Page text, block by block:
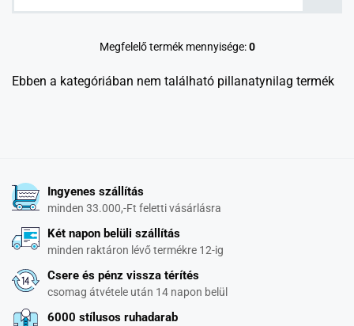
Megfelelő termék mennyisége:0
Ebben a kategóriában nem található pillanatynilag termék
Ingyenes szállítás
minden 33.000,-Ft feletti vásárlásra
Két napon belüli szállítás
minden raktáron lévő termékre 12-ig
Csere és pénz vissza térítés
csomag átvétele után 14 napon belül
6000 stílusos ruhadarab